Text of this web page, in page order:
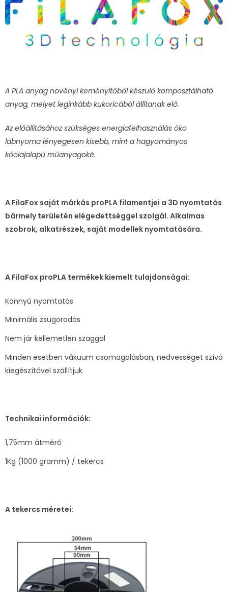
A PLA anyag növényi keményítőből készülő komposztálható
anyag, melyet leginkább kukoricából állítanak elő.
Az előállításához szükséges energiafelhasználás öko
lábnyoma lényegesen kisebb, mint a hagyományos
kőolajalapú műanyagoké.
A FilaFox saját márkás proPLA filamentjei a 3D nyomtatás
bármely területén elégedettséggel szolgál. Alkalmas
szobrok, alkatrészek, saját modellek nyomtatására.
A FilaFox proPLA termékek kiemelt tulajdonságai:
Könnyű nyomtatás
Minimális zsugorodás
Nem jár kellemetlen szaggal
Minden esetben vákuum csomagolásban, nedvességet szívó
kiegészítővel szállítjuk
Technikai információk:
1,75mm átmérő
1Kg (1000 gramm) / tekercs
A tekercs méretei: